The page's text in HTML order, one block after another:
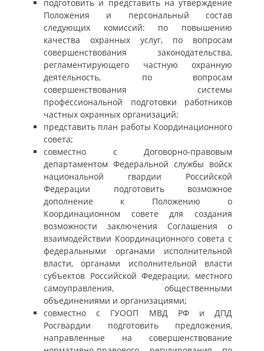
подготовить и представить на утверждение
Положения и персональный состав
следующих комиссий: по повышению
качества охранных услуг, по вопросам
совершенствования законодательства,
регламентирующего частную охранную
деятельность, по вопросам
совершенствования системы
профессиональной подготовки работников
частных охранных организаций;
представить план работы Координационного
совета;
совместно с Договорно-правовым
департаментом Федеральной службы войск
национальной гвардии Российской
Федерации подготовить возможное
дополнение к Положению о
Координационном совете для создания
возможности заключения Соглашения о
взаимодействии Координационного совета с
федеральными органами исполнительной
власти, органами исполнительной власти
субъектов Российской Федерации, местного
самоуправления, общественными
объединениями и организациями;
совместно с ГУООП МВД РФ и ДПД
Росгвардии подготовить предложения,
направленные на совершенствование